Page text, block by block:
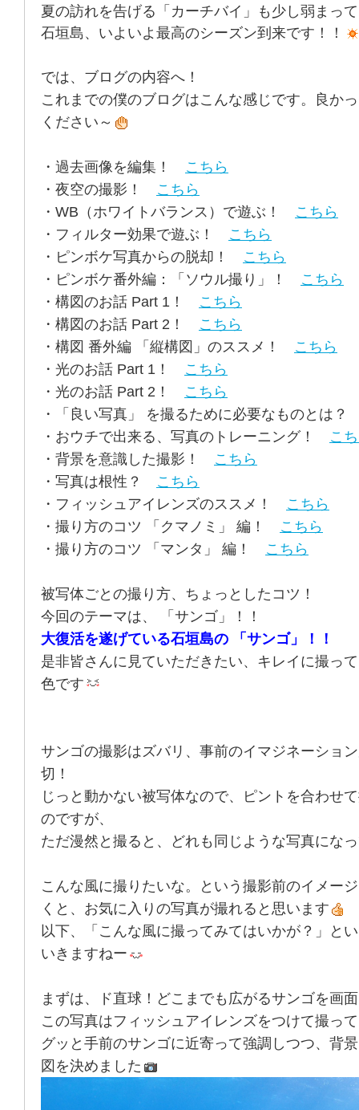
夏の訪れを告げる「カーチバイ」も少し弱まっ
石垣島、いよいよ最高のシーズン到来です！！
では、ブログの内容へ！
これまでの僕のブログはこんな感じです。良か
ください～
・過去画像を編集！ こちら
・夜空の撮影！ こちら
・WB（ホワイトバランス）で遊ぶ！ こちら
・フィルター効果で遊ぶ！ こちら
・ピンボケ写真からの脱却！ こちら
・ピンボケ番外編：「ソウル撮り」！ こちら
・構図のお話 Part 1！ こちら
・構図のお話 Part 2！ こちら
・構図 番外編 「縦構図」のススメ！ こちら
・光のお話 Part 1！ こちら
・光のお話 Part 2！ こちら
・「良い写真」 を撮るために必要なものとは
・おウチで出来る、写真のトレーニング！ こ
・背景を意識した撮影！ こちら
・写真は根性？ こちら
・フィッシュアイレンズのススメ！ こちら
・撮り方のコツ 「クマノミ」 編！ こちら
・撮り方のコツ 「マンタ」 編！ こちら
被写体ごとの撮り方、ちょっとしたコツ！
今回のテーマは、 「サンゴ」！！
大復活を遂げている石垣島の 「サンゴ」！！
是非皆さんに見ていただきたい、キレイに撮っ
色です
サンゴの撮影はズバリ、事前のイマジネーショ
切！
じっと動かない被写体なので、ピントを合わせ
のですが、
ただ漫然と撮ると、どれも同じような写真にな
こんな風に撮りたいな。という撮影前のイメー
くと、お気に入りの写真が撮れると思います
以下、「こんな風に撮ってみてはいかが？」と
いきますねー
まずは、ド直球！どこまでも広がるサンゴを画
この写真はフィッシュアイレンズをつけて撮っ
グッと手前のサンゴに近寄って強調しつつ、背
図を決めました